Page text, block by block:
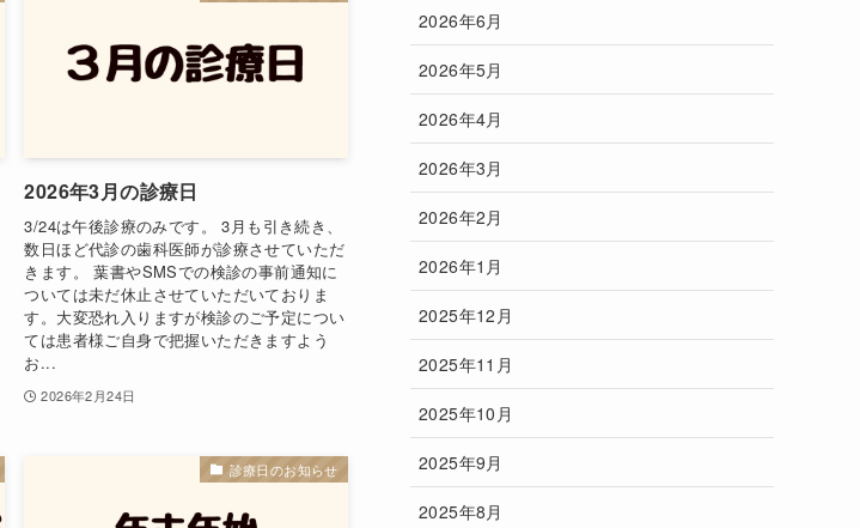
2026年3月の診療日
3/24は午後診療のみです。 3月も引き続き、
数日ほど代診の歯科医師が診療させていただ
きます。 葉書やSMSでの検診の事前通知に
ついては未だ休止させていただいておりま
す。大変恐れ入りますが検診のご予定につい
ては患者様ご自身で把握いただきますよう
お...
2026年2月24日
診療日のお知らせ
2026年6月
2026年5月
2026年4月
2026年3月
2026年2月
2026年1月
2025年12月
2025年11月
2025年10月
2025年9月
2025年8月